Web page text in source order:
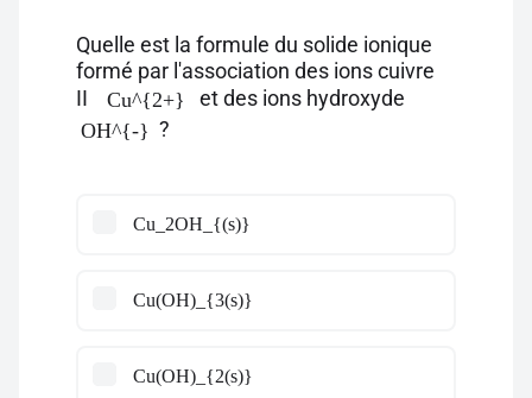
Quelle est la formule du solide ionique
formé par l'association des ions cuivre
II
Cu^{2+} et des ions hydroxyde
OH^{-} ?
Cu_2OH_{(s)}
Cu(OH)_{3(s)}
Cu(OH)_{2(s)}